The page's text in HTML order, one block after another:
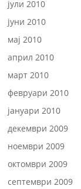
јули 2010
јуни 2010
мај 2010
април 2010
март 2010
февруари 2010
јануари 2010
декември 2009
ноември 2009
октомври 2009
септември 2009